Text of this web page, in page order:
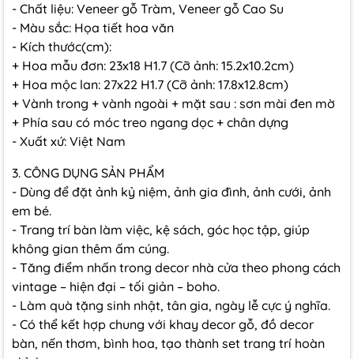
- Chất liệu: Veneer gỗ Tràm, Veneer gỗ Cao Su
- Màu sắc: Họa tiết hoa văn
- Kích thước(cm):
+ Hoa mẫu đơn: 23x18 H1.7 (Cỡ ảnh: 15.2x10.2cm)
+ Hoa mộc lan: 27x22 H1.7 (Cỡ ảnh: 17.8x12.8cm)
+ Vành trong + vành ngoài + mặt sau : sơn mài đen mờ
+ Phía sau có móc treo ngang dọc + chân dựng
- Xuất xứ: Việt Nam
3. CÔNG DỤNG SẢN PHẨM
- Dùng để đặt ảnh kỷ niệm, ảnh gia đình, ảnh cưới, ảnh
em bé.
- Trang trí bàn làm việc, kệ sách, góc học tập, giúp
không gian thêm ấm cúng.
- Tăng điểm nhấn trong decor nhà cửa theo phong cách
vintage – hiện đại – tối giản – boho.
- Làm quà tặng sinh nhật, tân gia, ngày lễ cực ý nghĩa.
- Có thể kết hợp chung với khay decor gỗ, đồ decor
bàn, nến thơm, bình hoa, tạo thành set trang trí hoàn